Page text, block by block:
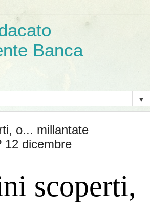
Banca
▼
o... millantate
12 dicembre
scoperti,